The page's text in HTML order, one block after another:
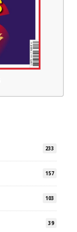
233
157
103
39